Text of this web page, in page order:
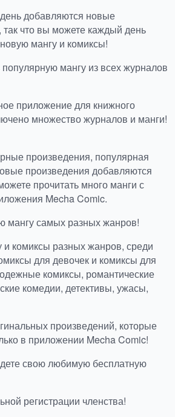
добавляются новые
что вы можете каждый день
мангу и комиксы!
мангу из всех журналов
приложение для книжного
множество журналов и манги!
произведения, популярная
произведения добавляются
прочитать много манги с
Mecha Comic.
мангу самых разных жанров!
комиксы разных жанров, среди
для девочек и комиксы для
комиксы, романтические
комедии, детективы, ужасы,
произведений, которые
в приложении Mecha Comic!
свою любимую бесплатную
регистрации членства!